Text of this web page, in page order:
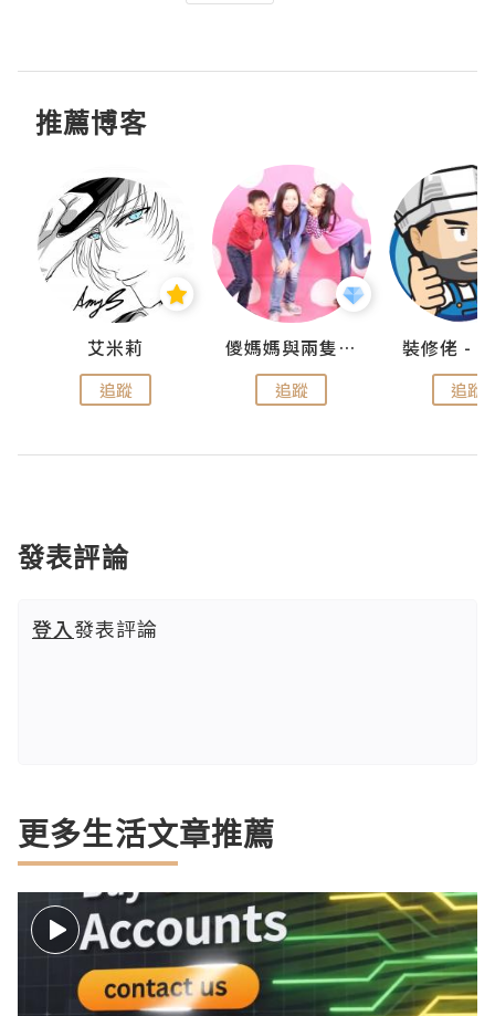
推薦博客
艾米莉
追蹤
儍媽媽與兩隻小魔怪之家
追蹤 追蹤
發表評論
登入發表評論
更多生活文章推薦